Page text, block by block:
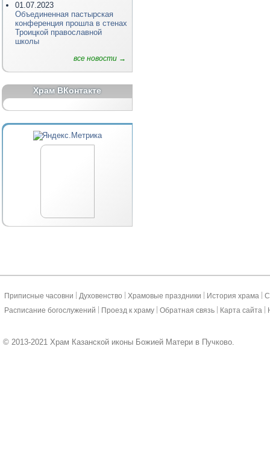
01.07.2023
Объединенная пастырская
конференция прошла в стенах
Троицкой православной
школы
все новости →
Храм ВКонтакте
Приписные часовни Духовенство Храмовые праздники История храма
Расписание богослужений
Проезд к храму Обратная связь Карта сайта
© 2013-2021 Храм Казанской иконы Божией Матери в Пучково.